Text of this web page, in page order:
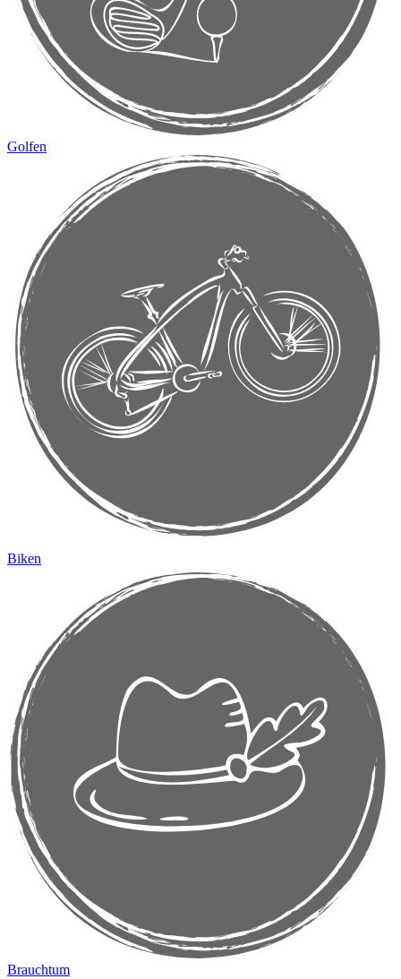
Golfen
Biken
Brauchtum